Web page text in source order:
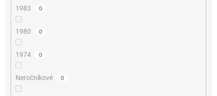
1983 0
1980 0
1974 0
Neročníkové 0